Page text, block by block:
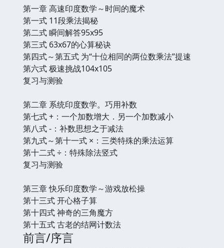
第一章 高速印度数学～时间的魔术
第一式 11段乘法揭秘
第二式 瞬间解答95x95
第三式 63x67的心算秘诀
第四式～第五式 为“十位相同的两位数乘法”提速
第六式 极速挑战104x105
复习与测验
第二章 系统印度数学。巧用补数
第七式 +：一个加数增大．另一个加数减小
第八式 -：补数思想之于减法
第九式～第十一式 ×：三类特殊的乘法运算
第十二式 ÷：特殊除法竖式
复习与测验
第三章 快乐印度数学～游戏放松操
第十三式 开心格子算
第十四式 神奇的三角魔方
第十五式 古老的结网计数法
前言/序言